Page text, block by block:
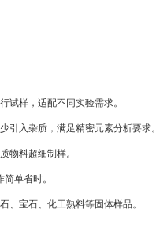
试样，适配不同实验需求。
引入杂质，满足精密元素分析要求。
物料超细制样。
单省时。
、宝石、化工熟料等固体样品。